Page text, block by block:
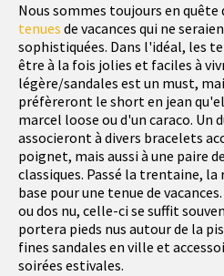
Nous sommes toujours en quête
tenues de vacances qui ne
sophistiquées. Dans l'idéal, les
être à la fois jolies et faciles à
légère/sandales est un must,
préfèreront le short en jean
marcel loose ou d'un caraco. Un
associeront à divers bracelets
poignet, mais aussi à une paire
classiques. Passé la trentaine,
base pour une tenue de
ou dos nu, celle-ci se suffit
portera pieds nus autour de la
fines sandales en ville et
soirées estivales.